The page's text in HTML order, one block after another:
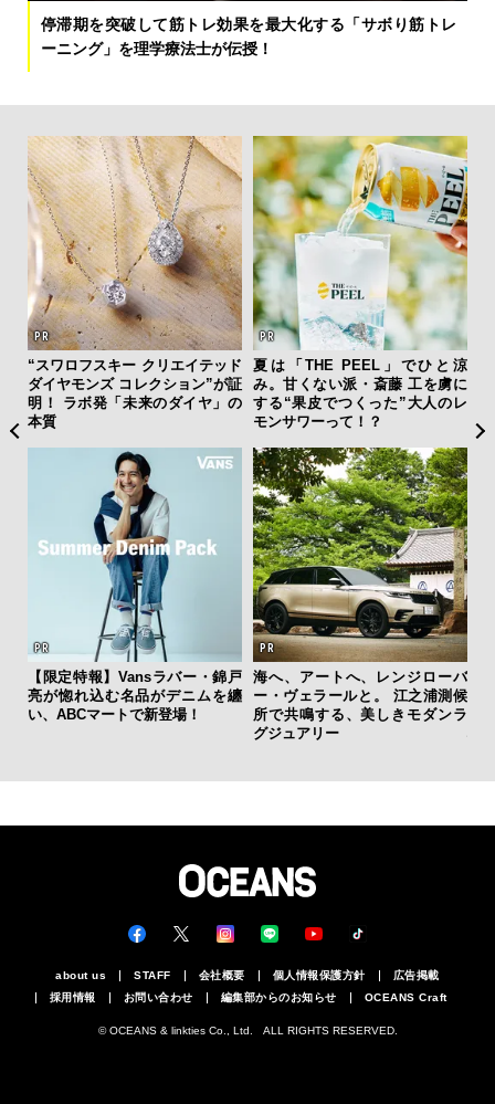
停滞期を突破して筋トレ効果を最大化する「サボり筋トレ
ーニング」を理学療法士が伝授！
“スワロフスキー クリエイテッド
ダイヤモンズ コレクション”が証
明！ ラボ発「未来のダイヤ」の
本質
夏は「THE PEEL」でひと涼
み。甘くない派・斎藤 工を虜に
する“果皮でつくった”大人のレ
モンサワーって！？
【限定特報】Vansラバー・錦戸
亮が惚れ込む名品がデニムを纏
い、ABCマートで新登場！
海へ、アートへ、レンジローバ
ー・ヴェラールと。 江之浦測候
所で共鳴する、美しきモダンラ
グジュアリー
about us STAFF 会社概要 個人情報保護方針
広告掲載
採用情報
お問い合わせ 編集部からのお知らせ OCEANS Craft
© OCEANS & linkties Co., Ltd. ALL RIGHTS RESERVED.